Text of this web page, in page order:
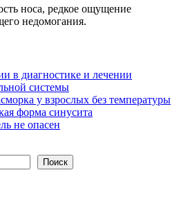
носа, редкое ощущение
недомогания.
в диагностике и лечении
системы
у взрослых без температуры
форма синусита
не опасен
Поиск